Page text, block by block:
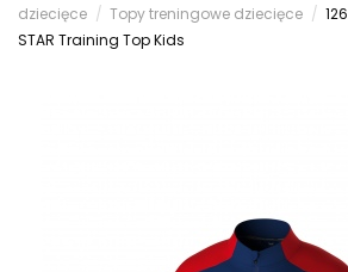
dziecięce
Topy treningowe dziecięce
STAR Training Top Kids